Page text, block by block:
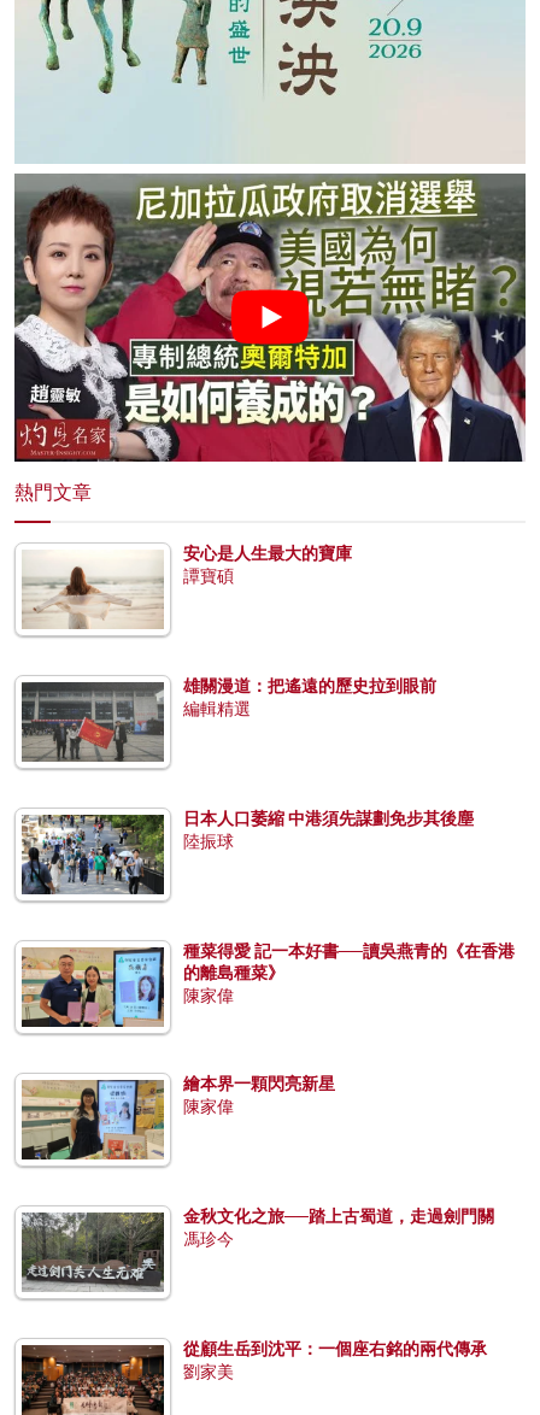
熱門文章
安心是人生最大的寶庫
譚寶碩
雄關漫道：把遙遠的歷史拉到眼前
編輯精選
日本人口萎縮 中港須先謀劃免步其後塵
陸振球
種菜得愛 記一本好書──讀吳燕青的《在香港
的離島種菜》
陳家偉
繪本界一顆閃亮新星
陳家偉
金秋文化之旅──踏上古蜀道，走過劍門關
馮珍今
從顧生岳到沈平：一個座右銘的兩代傳承
劉家美